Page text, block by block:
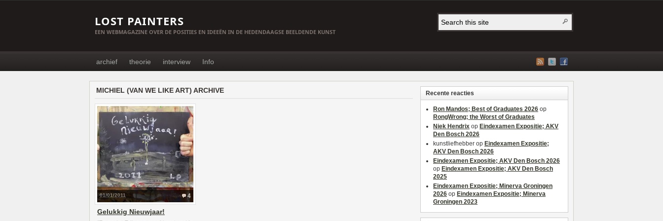
LOST PAINTERS
EEN WEBMAGAZINE OVER DE POSITIES EN IDEEËN IN DE HEDENDAAGSE BEELDENDE KUNST
archief theorie interview Info
MICHIEL (VAN WE LIKE ART) ARCHIVE
4
01/01/2011
Gelukkig Nieuwjaar!
Recente reacties
Ron Mandos; Best of Graduates 2026 op
RongWrong; the Worst of Graduates
Niek Hendrix op Eindexamen Expositie; AKV
Den Bosch 2026
kunstliefhebber op Eindexamen Expositie;
AKV Den Bosch 2026
Eindexamen Expositie; AKV Den Bosch 2026
op Eindexamen Expositie; AKV Den Bosch
2025
Eindexamen Expositie; Minerva Groningen
2026 op Eindexamen Expositie; Minerva
Groningen 2023